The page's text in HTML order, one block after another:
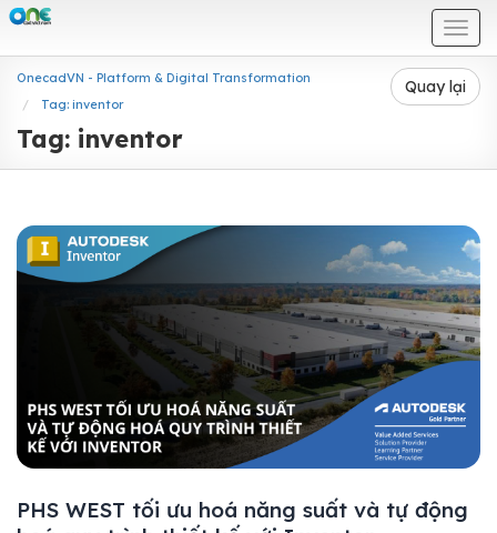
Quay lại
OnecadVN - Platform & Digital Transformation
Tag: inventor
Tag: inventor
PHS WEST tối ưu hoá năng suất và tự động